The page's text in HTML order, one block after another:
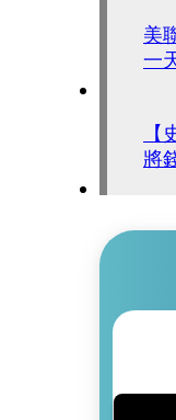
美
一
將